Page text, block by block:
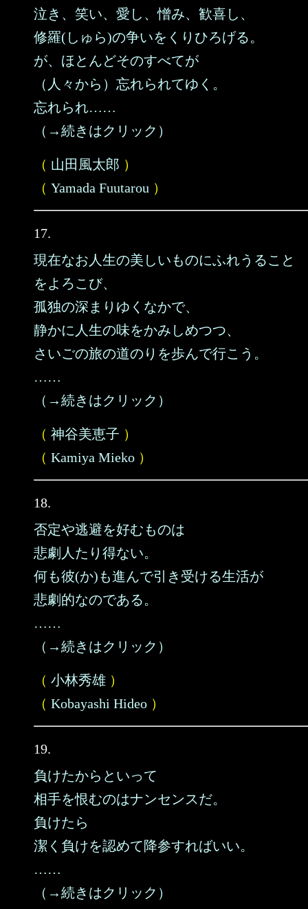
泣き、笑い、愛し、憎み、歓喜し、
修羅(しゅら)の争いをくりひろげる。
が、ほとんどそのすべてが
（人々から）忘れられてゆく。
忘れられ……
（→続きはクリック）
（ 山田風太郎 ）
（ Yamada Fuutarou ）
17.
現在なお人生の美しいものにふれうること
をよろこび、
孤独の深まりゆくなかで、
静かに人生の味をかみしめつつ、
さいごの旅の道のりを歩んで行こう。
……
（→続きはクリック）
（ 神谷美恵子 ）
（ Kamiya Mieko ）
18.
否定や逃避を好むものは
悲劇人たり得ない。
何も彼(か)も進んで引き受ける生活が
悲劇的なのである。
……
（→続きはクリック）
（ 小林秀雄 ）
（ Kobayashi Hideo ）
19.
負けたからといって
相手を恨むのはナンセンスだ。
負けたら
潔く負けを認めて降参すればいい。
……
（→続きはクリック）